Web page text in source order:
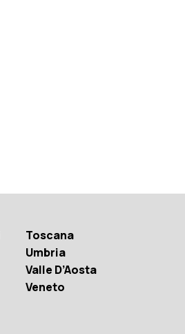
Toscana
Umbria
Valle D’Aosta
Veneto